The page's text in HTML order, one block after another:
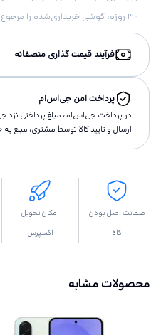
۳۰ روزه، گوشی خریداری‌شده را مرجوع کنید.
فرآیند قیمت گذاری منصفانه
پرداخت امن جی‌اس‌ام
در پرداخت جی‌اس‌ام، مبلغ پرداختى نزد
ارسال و تاييد كالا توسط مشتری، مبلغ
ضمانت اصل بودن
کالا
امکان تحویل
اکسپرس
محصولات مشابه